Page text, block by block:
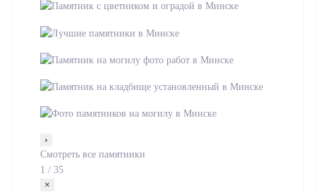
›
Смотреть все памятники
1 / 35
×